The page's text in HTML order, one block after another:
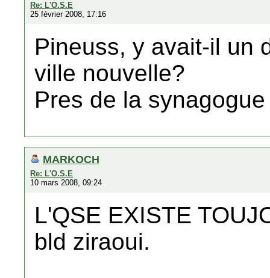
Re: L'O.S.E
25 février 2008, 17:16
Pineuss, y avait-il un
ville nouvelle?
Pres de la
MARKOCH
Re: L'O.S.E
10 mars 2008, 09:24
L'QSE EXISTE
bld ziraoui.